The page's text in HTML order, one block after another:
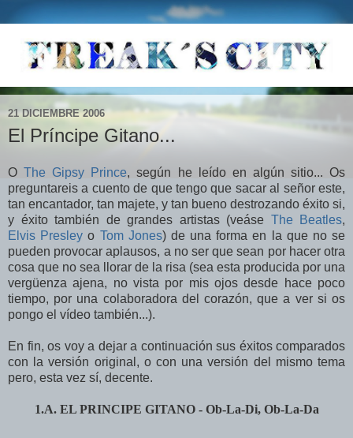
21 DICIEMBRE 2006
El Príncipe Gitano...
OThe Gipsy Prince, según he leído en algún sitio... Os
preguntareis a cuento de que tengo que sacar al señor este,
tan encantador, tan majete, y tan bueno destrozando éxito si,
y éxito también de grandes artistas (veáse The Beatles,
Elvis Presley o Tom Jones) de una forma en la que no se
pueden provocar aplausos, a no ser que sean por hacer otra
cosa que no sea llorar de la risa (sea esta producida por una
vergüenza ajena, no vista por mis ojos desde hace poco
tiempo, por una colaboradora del corazón, que a ver si os
pongo el vídeo también...).
En fin, os voy a dejar a continuación sus éxitos comparados
con la versión original, o con una versión del mismo tema
pero, esta vez sí, decente.
1.A. EL PRINCIPE GITANO - Ob-La-Di, Ob-La-Da